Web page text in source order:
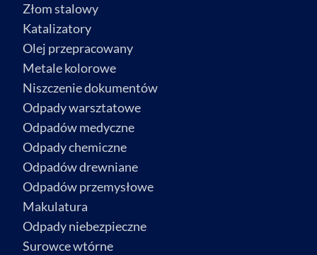
Złom stalowy
Katalizatory
Olej przepracowany
Metale kolorowe
Niszczenie dokumentów
Odpady warsztatowe
Odpadów medyczne
Odpady chemiczne
Odpadów drewniane
Odpadów przemysłowe
Makulatura
Odpady niebezpieczne
Surowce wtórne